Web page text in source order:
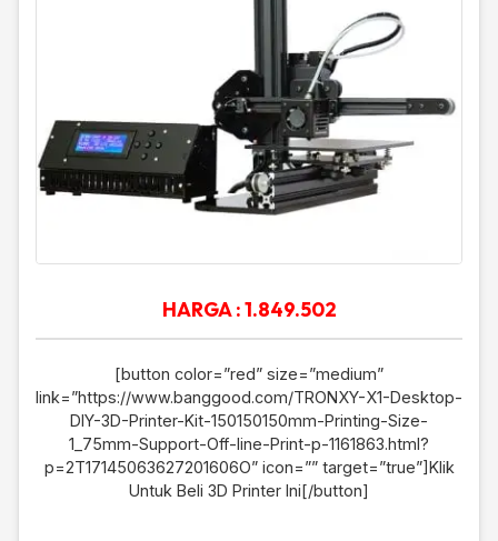
HARGA : 1.849.502
[button color=”red” size=”medium”
link=”https://www.banggood.com/TRONXY-X1-Desktop-
DIY-3D-Printer-Kit-150150150mm-Printing-Size-
1_75mm-Support-Off-line-Print-p-1161863.html?
p=2T17145063627201606O” icon=”” target=”true”]Klik
Untuk Beli 3D Printer Ini[/button]